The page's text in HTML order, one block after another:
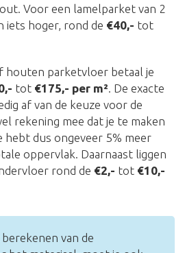
Voor een lamelparket van 2
iets hoger, rond de €40,- tot
houten parketvloer betaal je
tot €175,- per m². De exacte
af van de keuze voor de
rekening mee dat je te maken
hebt dus ongeveer 5% meer
oppervlak. Daarnaast liggen
rond de €2,- tot €10,-
berekenen van de